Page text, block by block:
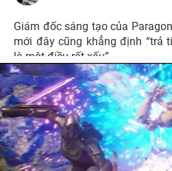
Giám đốc sáng tạo của
mới đây cũng khẳng định “trả
là một điều rất xấu”.